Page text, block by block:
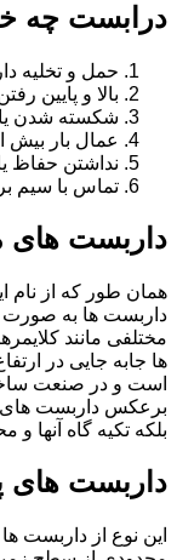
درابست چه
حمل و تخلیه
بالا و پایین
شکسته شدن یا
عمال بار بیش
نداشتن حفاظ
تماس با سیم
داربست های
همان طور که از نام
داربست ها به صورت
مختلفی مانند
ها جابه جایی در
است و در صنعت
برعکس داربست های
بلکه تکیه گاه آنها
داربست های
این نوع از داربست